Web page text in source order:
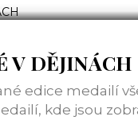
V DĚJINÁCH
edice medailí
kde jsou